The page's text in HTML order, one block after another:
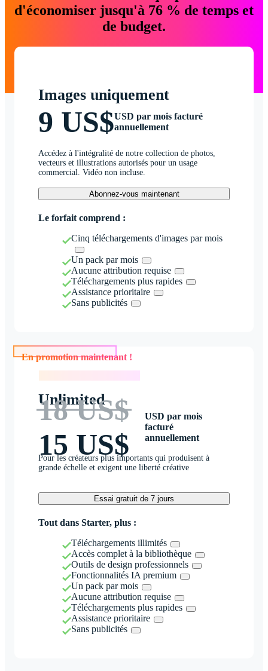
d'économiser jusqu'à 76 % de temps et
de budget.
Images uniquement
9 US$USD par mois facturé
annuellement
Accédez à l'intégralité de notre collection de photos,
vecteurs et illustrations autorisés pour un usage
commercial. Vidéo non incluse.
Abonnez-vous maintenant
Le forfait comprend :
Cinq téléchargements d'images par mois
Un pack par mois
Aucune attribution requise
Téléchargements plus rapides
Assistance prioritaire
Sans publicités
En promotion maintenant !
Unlimited
18 US$
15 US$
USD par mois
facturé
annuellement
Pour les créateurs plus importants qui produisent à
grande échelle et exigent une liberté créative
Essai gratuit de 7 jours
Tout dans Starter, plus :
Téléchargements illimités
Accès complet à la bibliothèque
Outils de design professionnels
Fonctionnalités IA premium
Un pack par mois
Aucune attribution requise
Téléchargements plus rapides
Assistance prioritaire
Sans publicités